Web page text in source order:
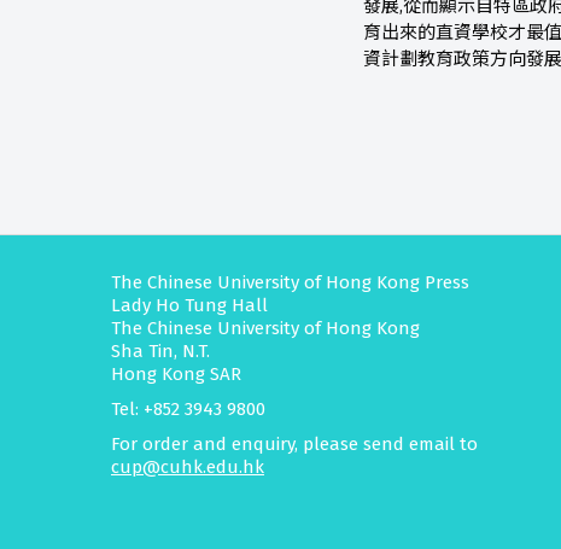
發展,從而顯示自特區政
育出來的直資學校才最
資計劃教育政策方向發
The Chinese University of Hong Kong Press
Lady Ho Tung Hall
The Chinese University of Hong Kong
Sha Tin, N.T.
Hong Kong SAR
Tel: +852 3943 9800
For order and enquiry, please send email to
cup@cuhk.edu.hk